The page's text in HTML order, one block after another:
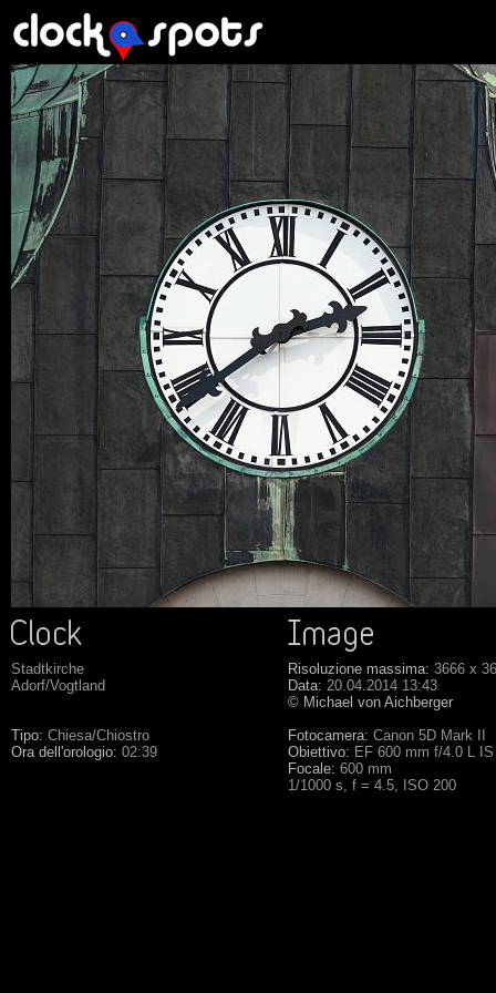
Stadtkirche
Adorf/Vogtland
Tipo: Chiesa/Chiostro
Ora dell'orologio: 02:39
Risoluzione massima: 3666 x
Data: 20.04.2014 13:43
© Michael von Aichberger
Fotocamera: Canon 5D Mark II
Obiettivo: EF 600 mm f/4.0 L
Focale: 600 mm
1/1000 s, f = 4.5, ISO 200